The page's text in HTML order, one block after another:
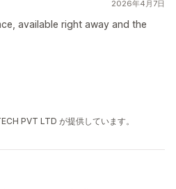
2026年4月7日
available right away and the
PVT LTD が提供しています。